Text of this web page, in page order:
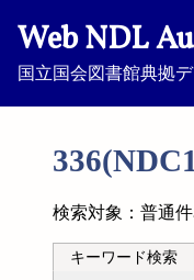
Web NDL
国立国会図書館典拠
検索対象：普通
キーワード検索